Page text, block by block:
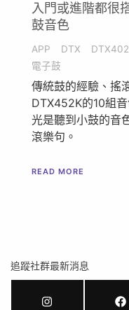
入門或進階都很
鼓音色
APP DTX DTX402
電子鼓
傳統鼓的經驗、搖
DTX452K的10組音
光是聽到小鼓的音
滾樂句。
READ MORE
追蹤社群最新消息